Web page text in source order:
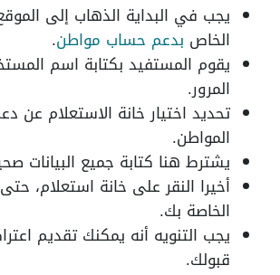
يجب في البداية الذهاب إلى
الخاص بدعم حساب مواطن.
يقوم المستفيد بكتابة اسم
المرور.
تحديد اختيار خانة الاستعلام عن
المواطن.
يشترط هنا كتابة جميع البيانات
أخيرا النقر على خانة استعلام،
الخاصة بك.
يجب التنويه أنه يمكنك تقديم
قبولك.